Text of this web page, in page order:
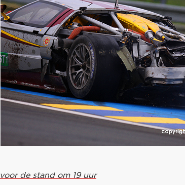
de stand om 19 uur